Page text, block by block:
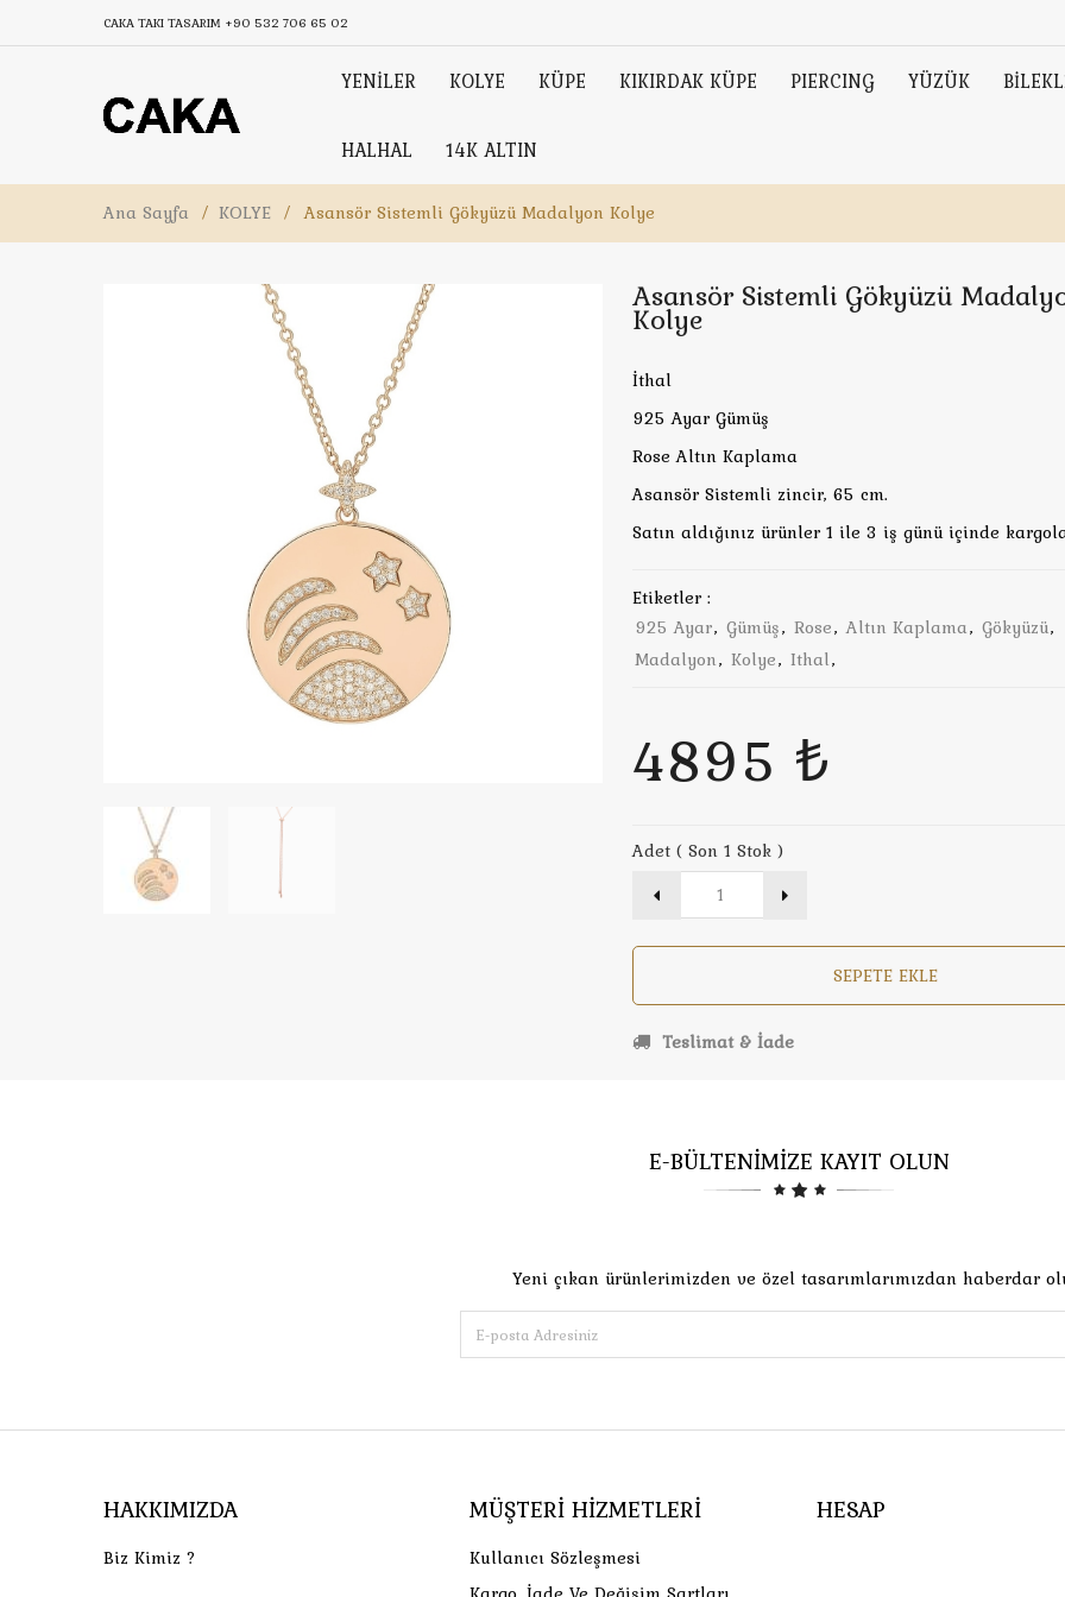
CAKA TAKI TASARIM +90 532 706 65 02
YENİLER KOLYE KÜPE KIKIRDAK KÜPE PIERCING YÜZÜK
HALHAL 14K ALTIN
Ana Sayfa / KOLYE / Asansör Sistemli Gökyüzü Madalyon Kolye
Asansör Sistemli Gökyüzü
Kolye
İthal
925 Ayar Gümüş
Rose Altın Kaplama
Asansör Sistemli zincir, 65 cm.
Satın aldığınız ürünler 1 ile 3 iş günü içinde
Etiketler :
925 Ayar, Gümüş, Rose, Altın Kaplama, Gökyüzü,
Madalyon, Kolye, Ithal,
4895 ₺
Adet ( Son 1 Stok )
SEPETE EKLE
Teslimat & İade
E-BÜLTENİMİZE KAYIT OLUN
Yeni çıkan ürünlerimizden ve özel tasarımlarımızdan haberdar
HAKKIMIZDA
Biz Kimiz ?
MÜŞTERI HIZMETLERI
Kullanıcı Sözleşmesi
HESAP